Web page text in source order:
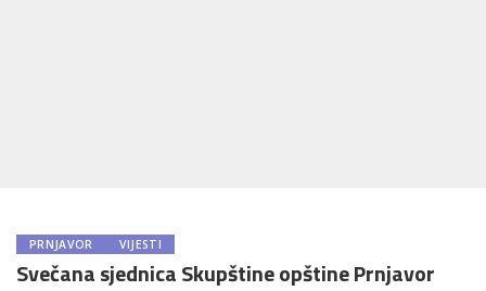
PRNJAVOR VIJESTI
Svečana sjednica Skupštine opštine Prnjavor